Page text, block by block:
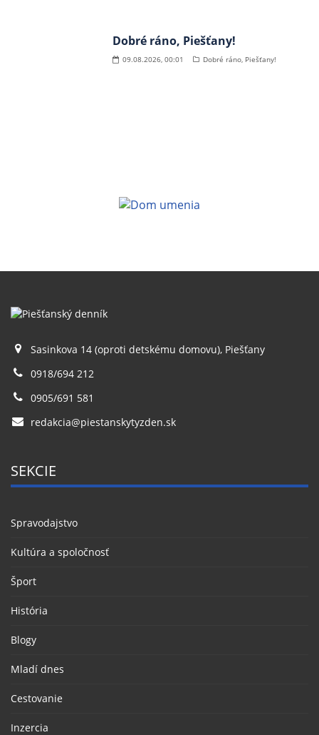
Dobré ráno, Piešťany!
09.08.2026, 00:01 Dobré ráno, Piešťany!
Sasinkova 14 (oproti detskému domovu), Piešťany
0918/694 212
0905/691 581
redakcia@piestanskytyzden.sk
SEKCIE
Spravodajstvo
Kultúra a spoločnosť
Šport
História
Blogy
Mladí dnes
Cestovanie
Inzercia